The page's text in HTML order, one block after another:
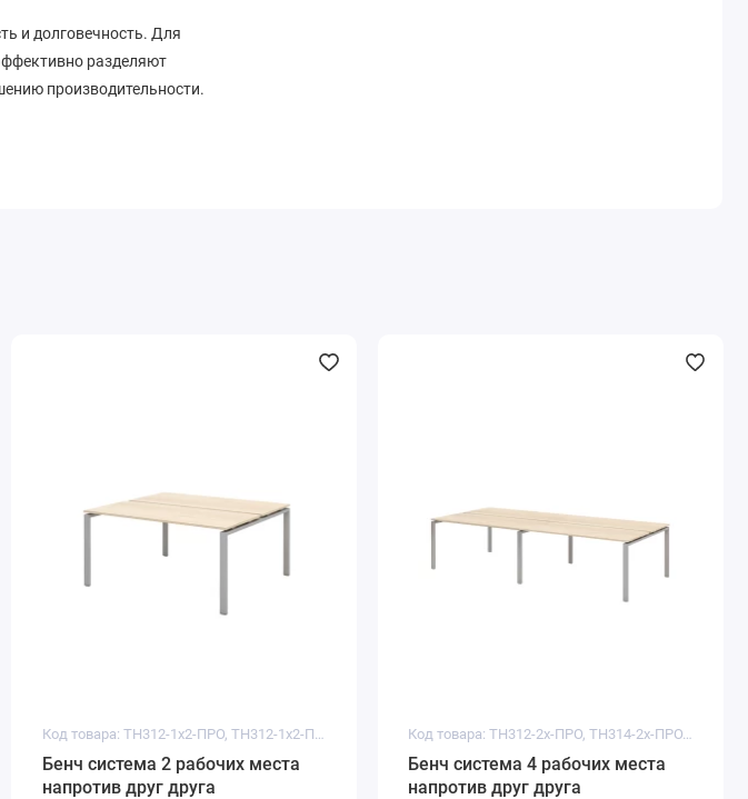
и долговечность. Для
разделяют
производительности.
Бенч система 2 рабочих места
напротив друг друга
Бенч система 4 рабочих места
напротив друг друга